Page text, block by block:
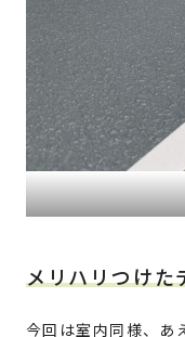
メリハリつけた
今回は室内同様、あ